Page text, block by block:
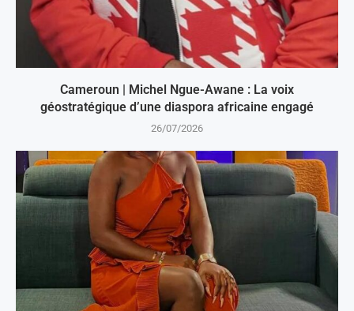
Cameroun | Michel Ngue-Awane : La voix
géostratégique d’une diaspora africaine engagé
26/07/2026